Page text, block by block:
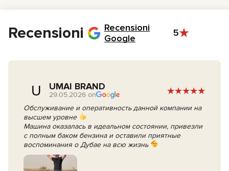
Recensioni
Recensioni
Google
5
U UMAI BRAND
29.05.2026 on
Обслуживание и оперативность данной компании на
высшем уровне
Машина оказалась в идеальном состоянии, привезли
с полным баком бензина и оставили приятные
воспоминания о Дубае на всю жизнь